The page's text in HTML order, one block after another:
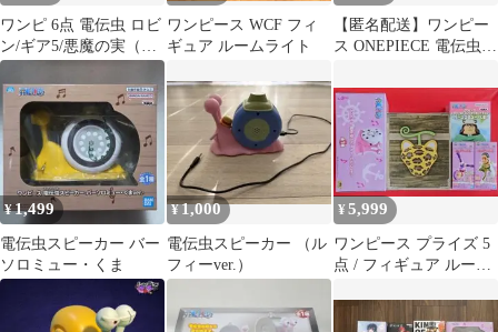
ワンピ 6点 電伝虫 ロビ
ン/ギア5/悪魔の実（オ
ペオペ・ヒトヒト・バ
ラバラ）
ワンピース WCF フィ
ギュア ルームライト
【匿名配送】ワンピー
ス ONEPIECE 電伝虫ス
¥1,499
電伝虫スピーカー バー
ソロミュー・くま
¥1,000
電伝虫スピーカー （ル
フィーver.）
¥5,999
ワンピース プライズ 5
点 / フィギュア ルーム